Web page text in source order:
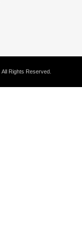
All Rights Reserved.